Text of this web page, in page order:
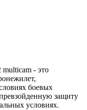
- это
боевых
защиту
условиях.